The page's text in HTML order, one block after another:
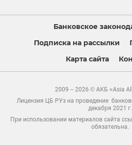
Банковское
Подписка на рассылки
Карта сайта
2009 – 2026 © АКБ «Asia
Лицензия ЦБ РУз на проведение
декабря 2021 г.
При использовании материалов сайта
обязательна.